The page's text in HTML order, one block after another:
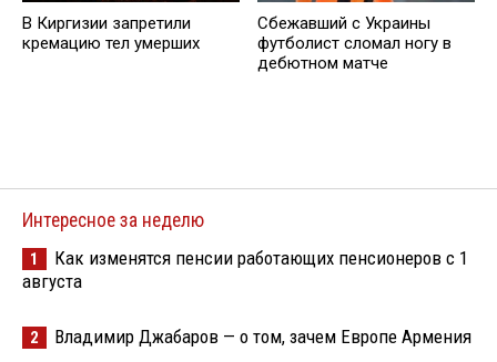
В Киргизии запретили
кремацию тел умерших
Сбежавший с Украины
футболист сломал ногу в
дебютном матче
Интересное за неделю
1
Как изменятся пенсии работающих пенсионеров с 1
августа
2 Владимир Джабаров — о том, зачем Европе Армения